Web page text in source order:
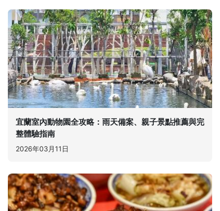
宜蘭室內動物園全攻略：雨天備案、親子景點推薦與完
整體驗指南
2026年03月11日